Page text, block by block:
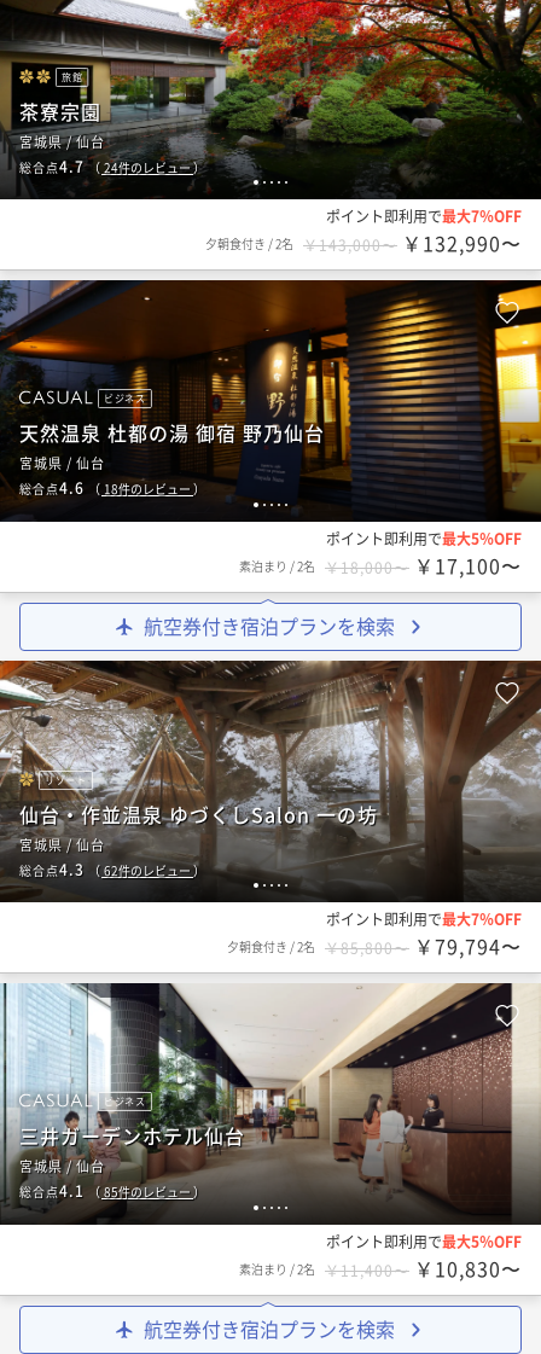
12 3 4 5
旅館
茶寮宗園
宮城県 / 仙台
総合点4.7（ 24件のレビュー）
ポイント即利用で最大7％OFF
夕朝食付き /2名 ￥143,000〜 ￥132,990〜
1 2 3 4 5
ビジネス
天然温泉 杜都の湯 御宿 野乃仙台
宮城県 / 仙台
総合点4.6 （ 18件のレビュー ）
ポイント即利用で最大5％OFF
素泊まり /2名 ￥18,000〜 ￥17,100〜
航空券付き宿泊プランを検索
1 2 3 4 5
リゾート
仙台・作並温泉 ゆづくしSalon 一の坊
宮城県 / 仙台
総合点4.3 （ 62件のレビュー）
ポイント即利用で最大7％OFF
夕朝食付き /2名 ￥85,800〜 ￥79,794〜
1 2 3 4 5
ビジネス
三井ガーデンホテル仙台
宮城県 / 仙台
総合点4.1 （85件のレビュー）
ポイント即利用で最大5％OFF
素泊まり /2名 ￥11,400〜 ￥10,830〜
航空券付き宿泊プランを検索